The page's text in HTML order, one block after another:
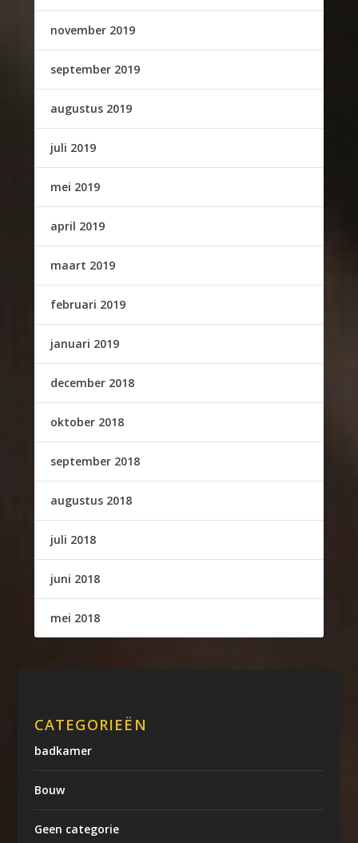
november 2019
september 2019
augustus 2019
juli 2019
mei 2019
april 2019
maart 2019
februari 2019
januari 2019
december 2018
oktober 2018
september 2018
augustus 2018
juli 2018
juni 2018
mei 2018
CATEGORIEËN
badkamer
Bouw
Geen categorie